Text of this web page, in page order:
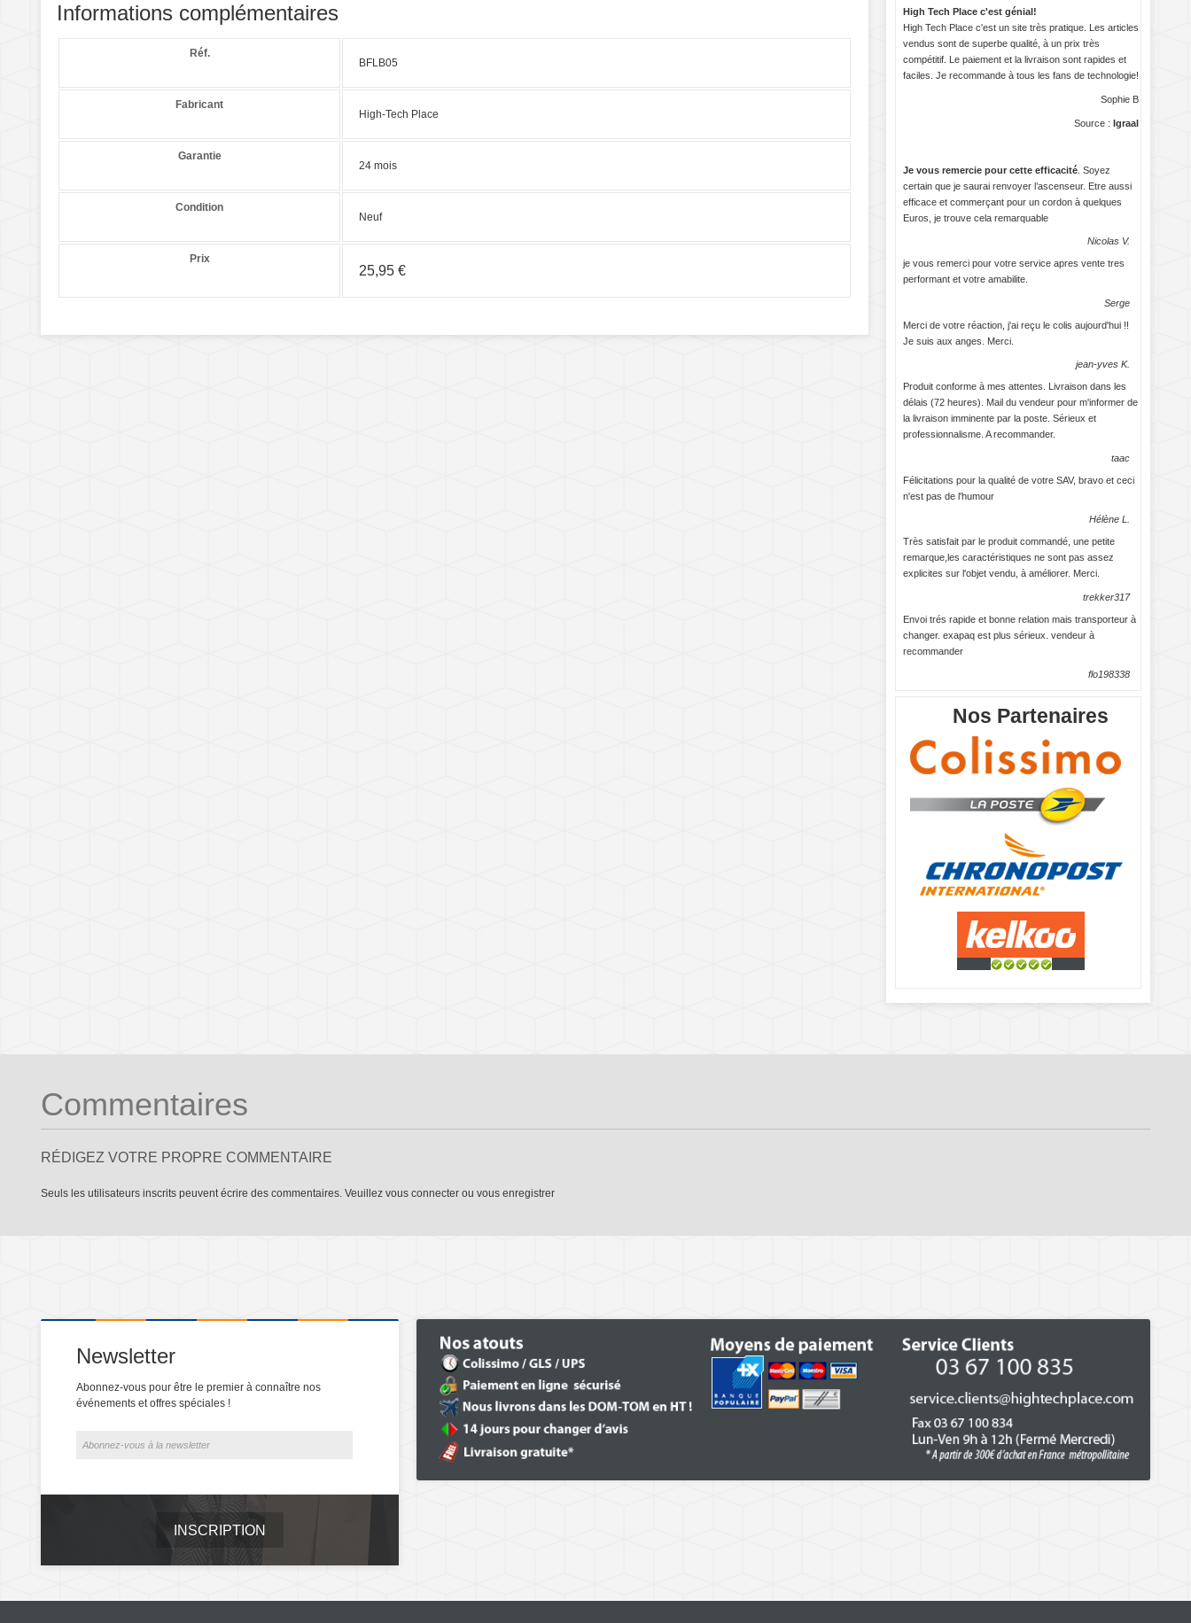
Informations complémentaires
Réf.
BFLB05
Fabricant
High-Tech Place
Garantie
24 mois
Condition
Neuf
Prix
25,95 €
High Tech Place c'est génial!
High Tech Place c'est un site très pratique. Les articles
vendus sont de superbe qualité, à un prix très
compétitif. Le paiement et la livraison sont rapides et
faciles. Je recommande à tous les fans de technologie!
Sophie B
Source : Igraal
Je vous remercie pour cette efficacité . Soyez
certain que je saurai renvoyer l’ascenseur. Etre aussi
efficace et commerçant pour un cordon à quelques
Euros, je trouve cela remarquable
Nicolas V.
je vous remerci pour votre service apres vente tres
performant et votre amabilite.
Serge
Merci de votre réaction, j'ai reçu le colis aujourd'hui !!
Je suis aux anges. Merci.
jean-yves K.
Produit conforme à mes attentes. Livraison dans les
délais (72 heures). Mail du vendeur pour m'informer de
la livraison imminente par la poste. Sérieux et
professionnalisme. A recommander.
taac
Félicitations pour la qualité de votre SAV, bravo et ceci
n'est pas de l'humour
Hélène L.
Très satisfait par le produit commandé, une petite
remarque,les caractéristiques ne sont pas assez
explicites sur l'objet vendu, à améliorer. Merci.
trekker317
Envoi trés rapide et bonne relation mais transporteur à
changer. exapaq est plus sérieux. vendeur à
recommander
flo198338
Nos Partenaires
Commentaires
RÉDIGEZ VOTRE PROPRE COMMENTAIRE
Seuls les utilisateurs inscrits peuvent écrire des commentaires. Veuillez vous connecter ou vous enregistrer
Newsletter
Abonnez-vous pour être le premier à connaître nos
événements et offres spéciales !
INSCRIPTION